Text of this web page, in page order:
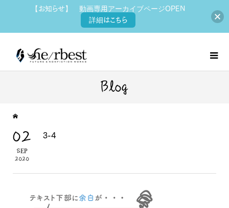
Blog
02
SEP
2020
3-4
【お知らせ】 動画専用アーカイブページOPEN
詳細はこちら